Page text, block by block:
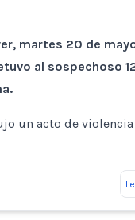
martes 20 de
al sospechoso
un acto de